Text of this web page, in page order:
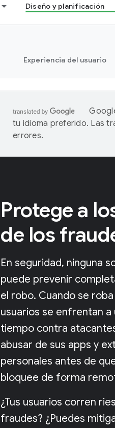
Diseño y planificación
Experiencia del usuario
tu idioma preferido. Las
errores.
Protege a
de los
En seguridad, ninguna
puede prevenir
el robo. Cuando se
usuarios se enfrentan a
tiempo contra
abusar de sus apps y
personales antes de
bloquee de forma
¿Tus usuarios corren
fraudes? ¿Puedes